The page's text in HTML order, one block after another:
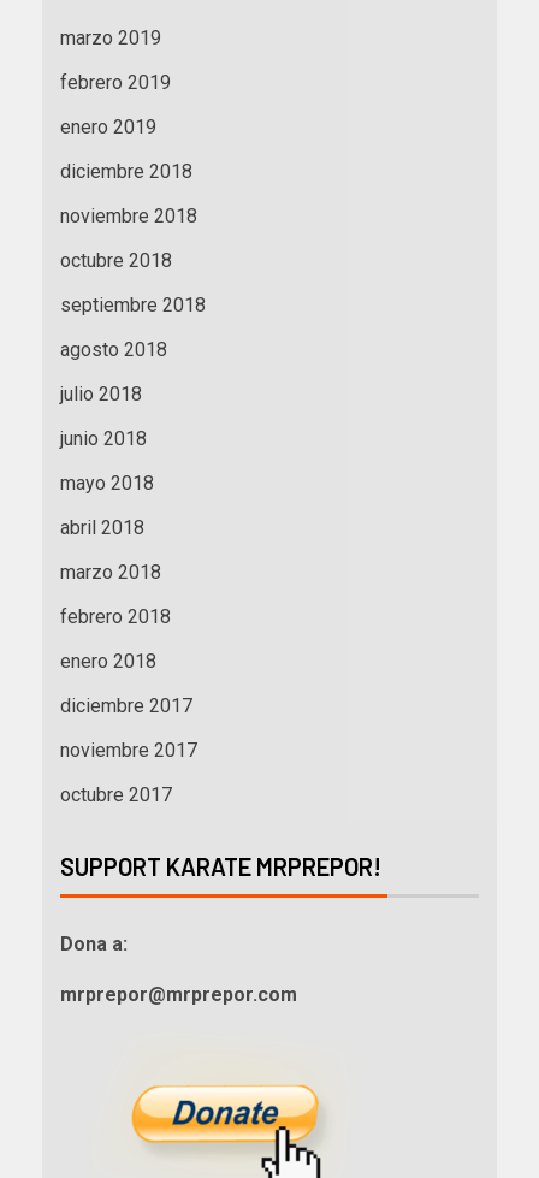
marzo 2019
febrero 2019
enero 2019
diciembre 2018
noviembre 2018
octubre 2018
septiembre 2018
agosto 2018
julio 2018
junio 2018
mayo 2018
abril 2018
marzo 2018
febrero 2018
enero 2018
diciembre 2017
noviembre 2017
octubre 2017
SUPPORT KARATE MRPREPOR!
Dona a:
mrprepor@mrprepor.com